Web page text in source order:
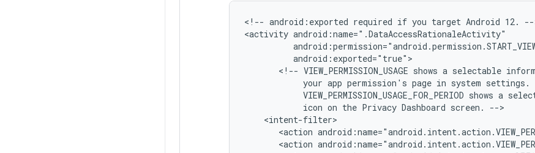
<!-- android:exported required if you target Android 12.
--
<activity
<!-- VIEW_PERMISSION_USAGE shows a selectable
your app permission's page in system
VIEW_PERMISSION_USAGE_FOR_PERIOD shows a
icon on the Privacy Dashboard screen.
<action
<action